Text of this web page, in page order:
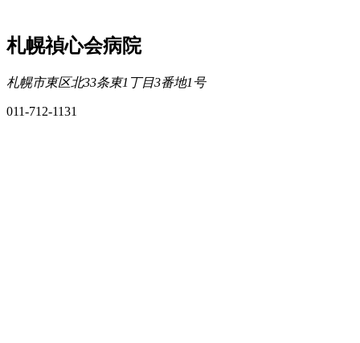
札幌禎心会病院
札幌市東区北33条東1丁目3番地1号
011-712-1131